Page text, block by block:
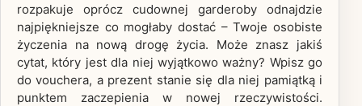
rozpakuje oprócz cudownej garderoby odnajdzie
najpiękniejsze co mogłaby dostać – Twoje osobiste
życzenia na nową drogę życia. Może znasz jakiś
cytat, który jest dla niej wyjątkowo ważny? Wpisz go
do vouchera, a prezent stanie się dla niej pamiątką i
punktem zaczepienia w nowej rzeczywistości.